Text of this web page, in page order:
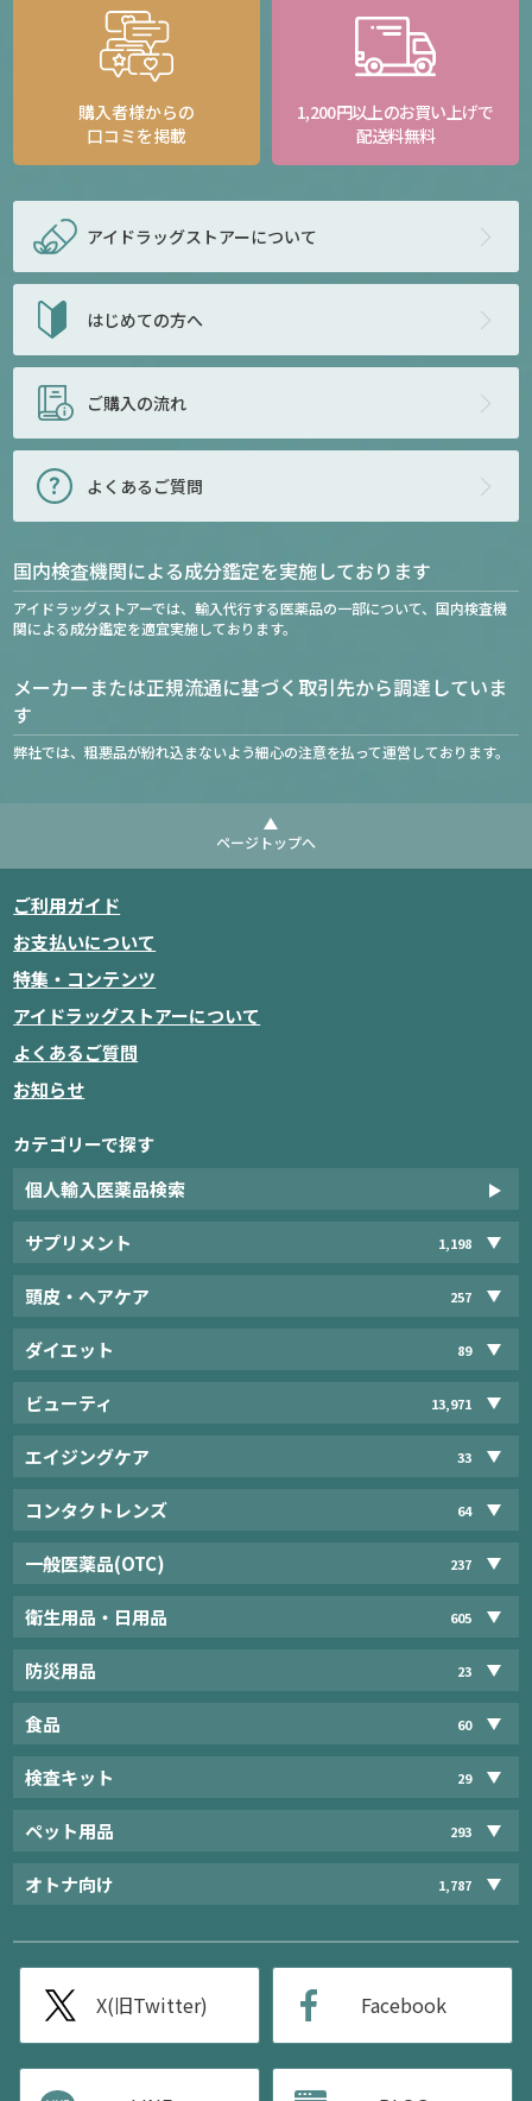
購入者様からの
口コミを掲載
1,200円以上のお買い上げで
配送料無料
アイドラッグストアーについて
はじめての方へ
ご購入の流れ
よくあるご質問
国内検査機関による成分鑑定を実施しております
アイドラッグストアーでは、輸入代行する医薬品の一部について、国内検査機
関による成分鑑定を適宜実施しております。
メーカーまたは正規流通に基づく取引先から調達していま
す
弊社では、粗悪品が紛れ込まないよう細心の注意を払って運営しております。
ページトップへ
ご利用ガイド
お支払いについて
特集・コンテンツ
アイドラッグストアーについて
よくあるご質問
お知らせ
カテゴリーで探す
個人輸入医薬品検索
サプリメント 1,198
頭皮・ヘアケア 257
ダイエット 89
ビューティ 13,971
エイジングケア 33
コンタクトレンズ 64
一般医薬品(OTC) 237
衛生用品・日用品 605
防災用品 23
食品 60
検査キット 29
ペット用品 293
オトナ向け 1,787
X(旧Twitter) Facebook